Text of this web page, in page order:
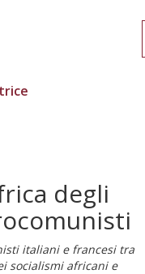
degli
italiani e francesi tra
socialismi africani e